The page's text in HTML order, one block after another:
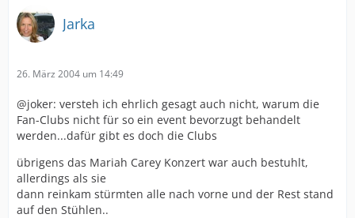
Jarka
26. März 2004 um 14:49
@joker: versteh ich ehrlich gesagt auch nicht, warum die
Fan-Clubs nicht für so ein event bevorzugt behandelt
werden...dafür gibt es doch die Clubs
übrigens das Mariah Carey Konzert war auch bestuhlt,
allerdings als sie
dann reinkam stürmten alle nach vorne und der Rest stand
auf den Stühlen..